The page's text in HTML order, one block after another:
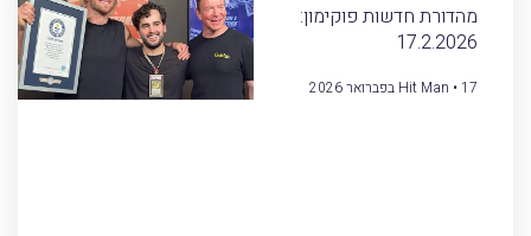
מהדורת חדשות פוקימון:
17.2.2026
Hit Man 17 בפברואר 2026